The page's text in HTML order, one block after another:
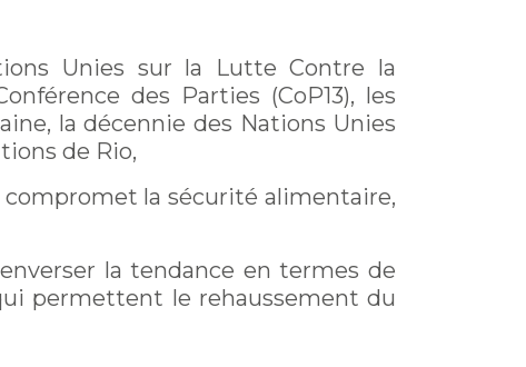
Unies sur la Lutte Contre la
des Parties (CoP13), les
la décennie des Nations Unies
de Rio,
la sécurité alimentaire,
la tendance en termes de
permettent le rehaussement du